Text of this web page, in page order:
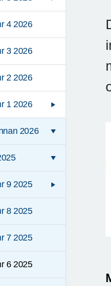
4 2026
3 2026
2 2026
1 2026
2026
9 2025
8 2025
7 2025
6 2025